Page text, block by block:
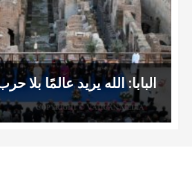
البابا: الله يريد عالمًا بلا